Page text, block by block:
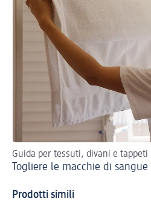
Guida per tessuti, divani e tappeti
Togliere le macchie di sangue
Prodotti simili